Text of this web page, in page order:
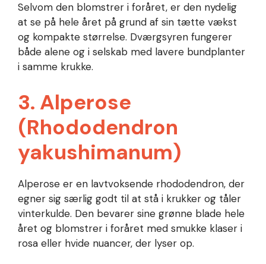
Selvom den blomstrer i foråret, er den nydelig
at se på hele året på grund af sin tætte vækst
og kompakte størrelse. Dværgsyren fungerer
både alene og i selskab med lavere bundplanter
i samme krukke.
3. Alperose
(Rhododendron
yakushimanum)
Alperose er en lavtvoksende rhododendron, der
egner sig særlig godt til at stå i krukker og tåler
vinterkulde. Den bevarer sine grønne blade hele
året og blomstrer i foråret med smukke klaser i
rosa eller hvide nuancer, der lyser op.